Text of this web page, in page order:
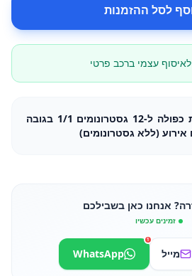
לסל ההזמנות
לאיסוף עצמי ברכב פרטי
טרמופורט דלת קידמית כפולה ל-12 גסטרונומים 1/1 בגובה
אנחנו כאן בשבילכם
זמינים עכשיו
מייל WhatsApp
1